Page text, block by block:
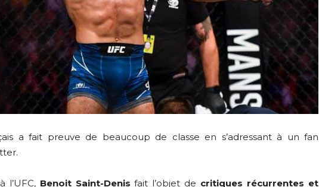
a fait preuve de beaucoup de classe en s’adressant à un fan
l’UFC, Benoit Saint-Denis fait l’objet de critiques récurrentes et